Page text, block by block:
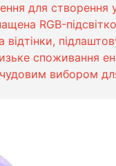
для створення
RGB-
споживання
чудовим вибором